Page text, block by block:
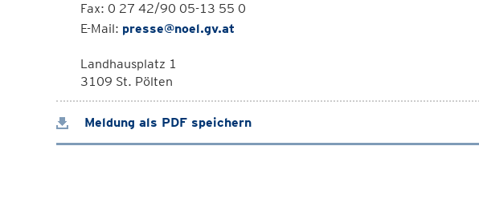
Fax: 0 27 42/90 05-13 55 0
E-Mail: presse@noel.gv.at
Landhausplatz 1
3109 St. Pölten
Meldung als PDF speichern